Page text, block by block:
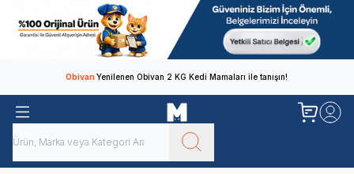
ObivanYenilenen Obivan 2 KG Kedi Mamaları ile tanışın!